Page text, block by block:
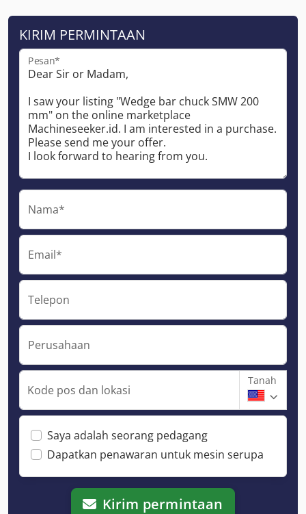
KIRIM PERMINTAAN
Pesan*
Nama*
Email*
Telepon
Perusahaan
Kode pos dan lokasi
Tanah
Saya adalah seorang pedagang
Dapatkan penawaran untuk mesin serupa
Kirim permintaan